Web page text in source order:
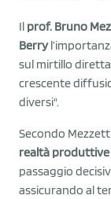
Il prof. Bruno
Berry
sul mirtillo
crescente
diversi".
Secondo
realtà produttive
passaggio
assicurando al